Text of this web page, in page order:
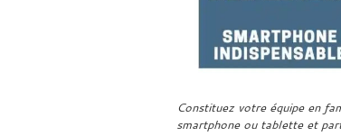
Constituez votre équipe en
smartphone ou tablette et